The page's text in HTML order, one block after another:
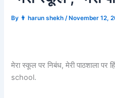
By 👨 harun shekh/ November 12,
मेरा स्कूल पर निबंध, मेरी पाठशाला
school.